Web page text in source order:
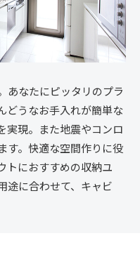
あなたにピッタリのプラ
どうなお手入れが簡単な
実現。また地震やコンロ
す。快適な空間作りに役
トにおすすめの収納ユ
途に合わせて、キャビ